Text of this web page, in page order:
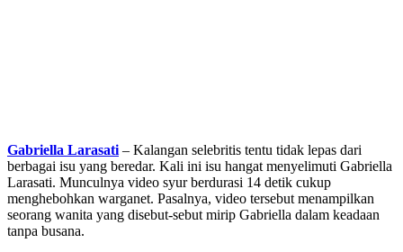
Gabriella Larasati – Kalangan selebritis tentu tidak lepas dari
berbagai isu yang beredar. Kali ini isu hangat menyelimuti Gabriella
Larasati. Munculnya video syur berdurasi 14 detik cukup
menghebohkan warganet. Pasalnya, video tersebut menampilkan
seorang wanita yang disebut-sebut mirip Gabriella dalam keadaan
tanpa busana.